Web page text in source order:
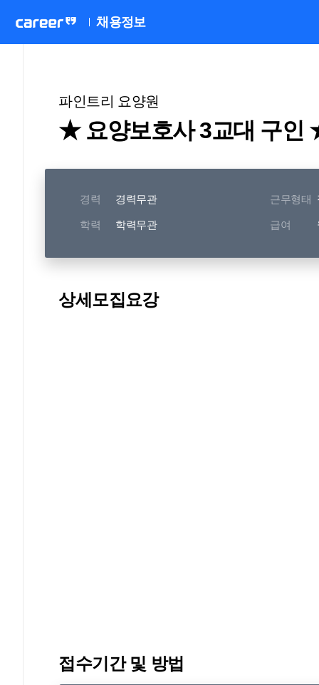
채용정보
파인트리 요양원
★ 요양보호사 3교대 구인
경력 경력무관 근무형태
학력 학력무관 급여
상세모집요강
접수기간 및 방법